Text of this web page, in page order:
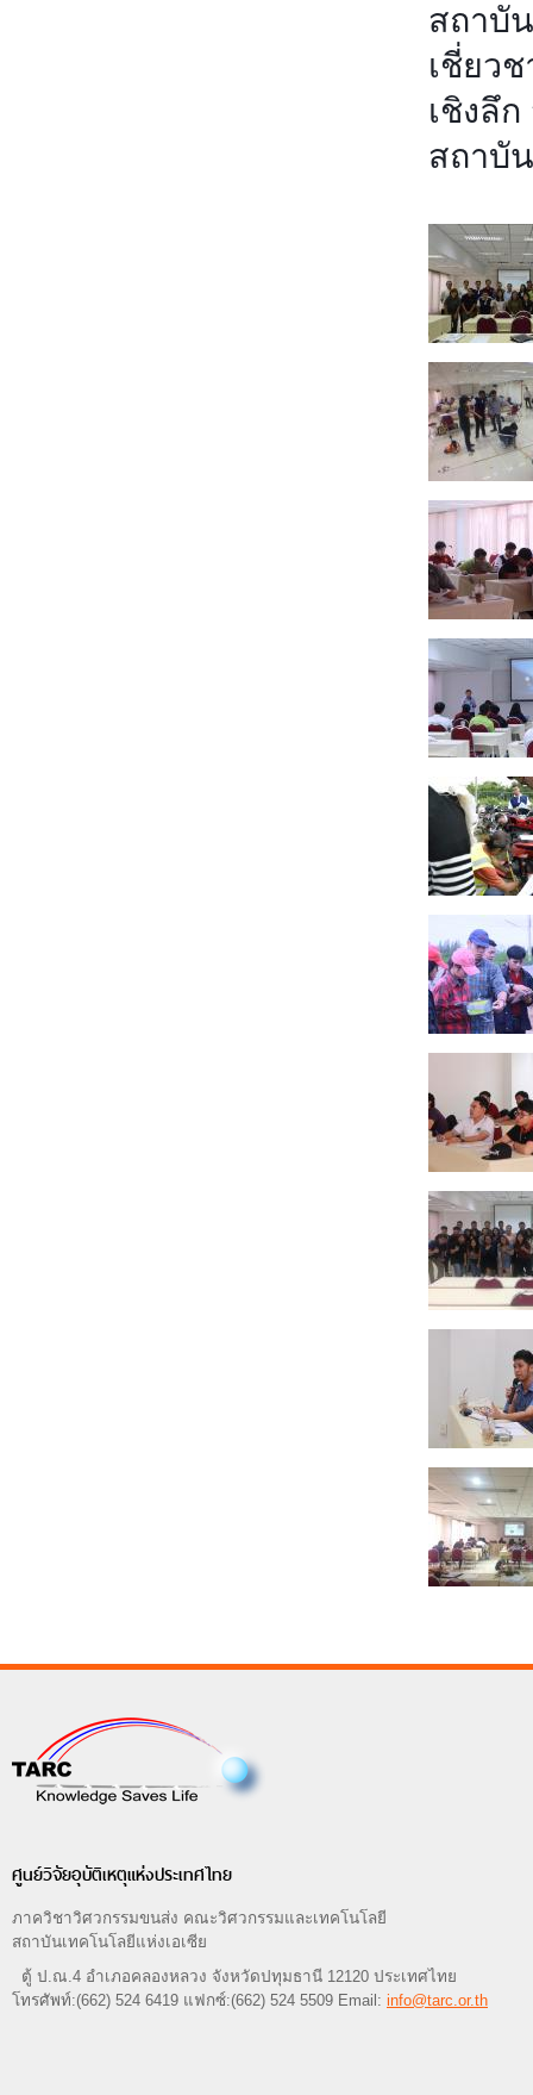
สถาบั
เชี่ยว
เชิงลึ
สถาบั
ศูนย์วิจัยอุบัติเหตุแห่งประเทศไทย
ภาควิชาวิศวกรรมขนส่ง คณะวิศวกรรมและเทคโนโลยี
สถาบันเทคโนโลยีแห่งเอเซีย
ตู้ ป.ณ.4 อำเภอคลองหลวง จังหวัดปทุมธานี 12120 ประเทศไทย
โทรศัพท์:(662) 524 6419 แฟกซ์:(662) 524 5509 Email: info@tarc.or.th